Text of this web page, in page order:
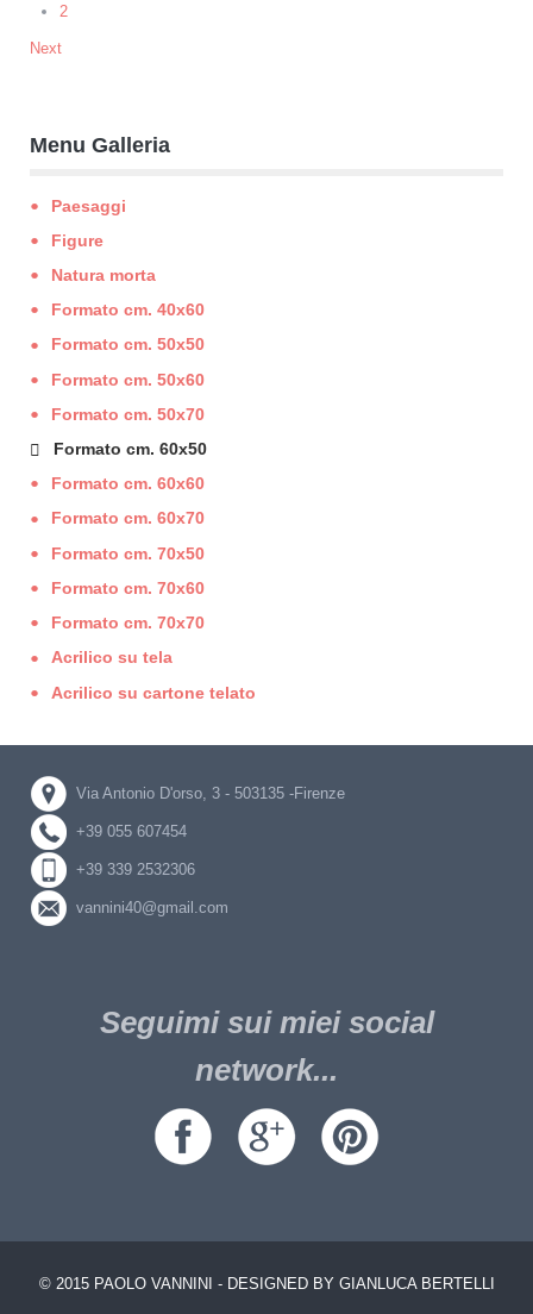
2
Next
Menu Galleria
Paesaggi
Figure
Natura morta
Formato cm. 40x60
Formato cm. 50x50
Formato cm. 50x60
Formato cm. 50x70
Formato cm. 60x50
Formato cm. 60x60
Formato cm. 60x70
Formato cm. 70x50
Formato cm. 70x60
Formato cm. 70x70
Acrilico su tela
Acrilico su cartone telato
Via Antonio D'orso, 3 - 503135 -Firenze
+39 055 607454
+39 339 2532306
vannini40@gmail.com
Seguimi sui miei social
network...
© 2015 PAOLO VANNINI - DESIGNED BY GIANLUCA BERTELLI